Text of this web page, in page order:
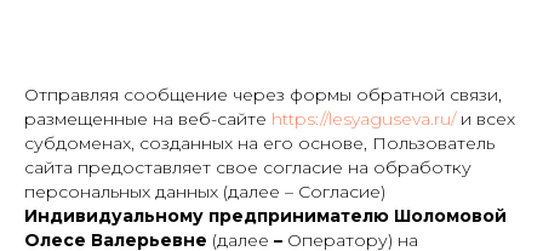
Отправляя сообщение через формы обратной связи,
размещенные на веб-сайте https://lesyaguseva.ru/и всех
субдоменах, созданных на его основе, Пользователь
сайта предоставляет свое согласие на обработку
персональных данных (далее – Согласие)
Индивидуальному предпринимателю Шоломовой
Олесе Валерьевне (далее – Оператору) на